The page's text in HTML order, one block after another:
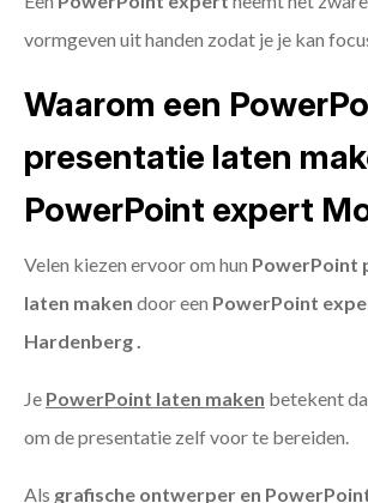
vormgeven uit handen zodat je je kan
Waarom een
presentatie laten
PowerPoint expert
Velen kiezen ervoor om hun PowerPoint
laten maken door een PowerPoint
Hardenberg .
Je PowerPoint laten maken betekent
om de presentatie zelf voor te bereiden.
Als grafische ontwerper en